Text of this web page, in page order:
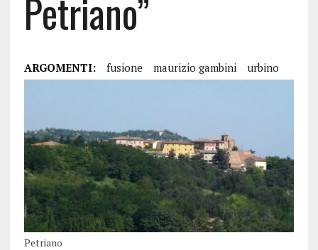
Petriano”
ARGOMENTI: fusione maurizio gambini urbino
Petriano